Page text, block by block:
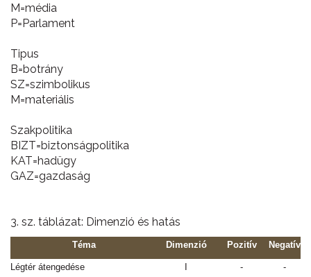
M=média
P=Parlament
Tipus
B=botrány
SZ=szimbolikus
M=materiális
Szakpolitika
BIZT=biztonságpolitika
KAT=hadügy
GAZ=gazdaság
3. sz. táblázat: Dimenzió és hatás
Téma Dimenzió Pozitív Negatív
Légtér átengedése - -